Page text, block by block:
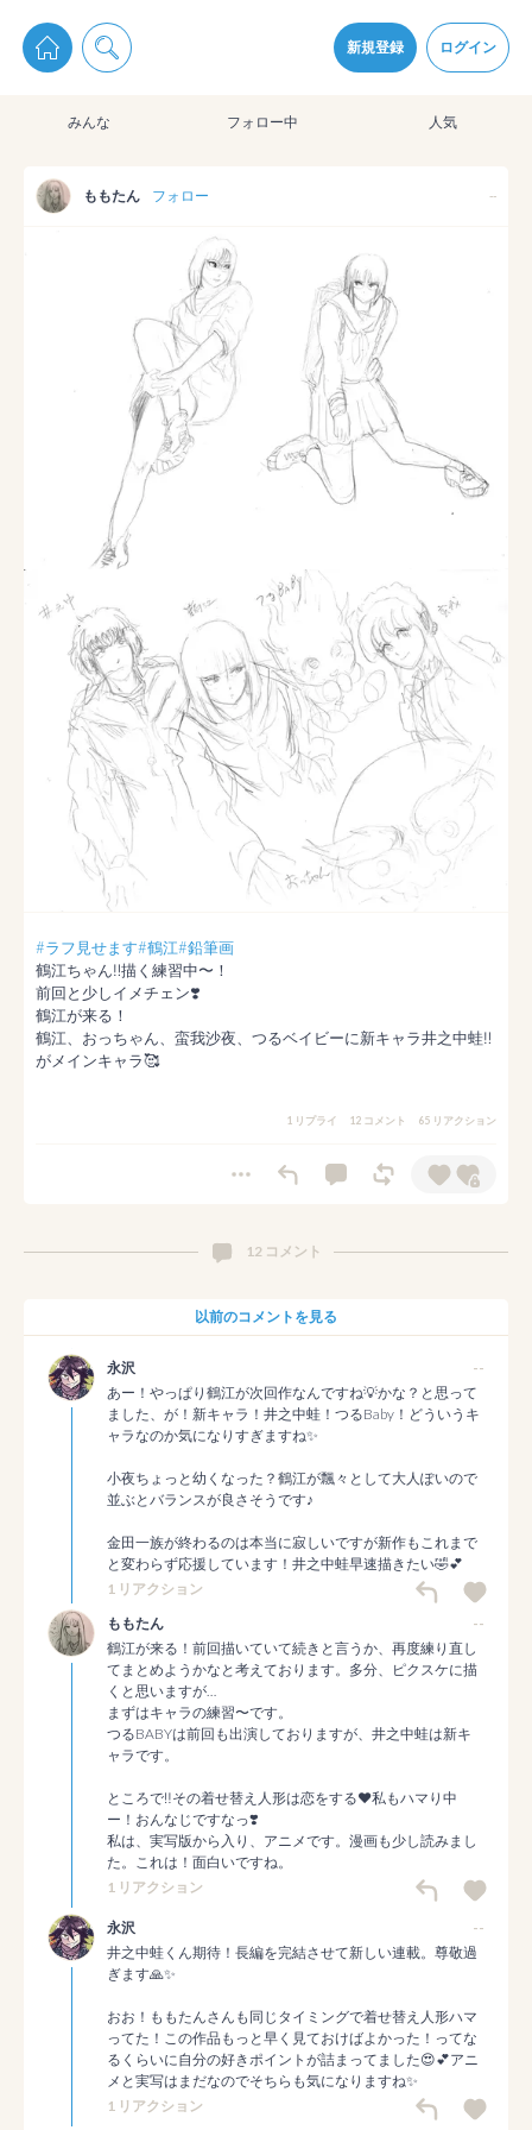
新規登録 ログイン
pixiv Sketchは2024年5月28日付で プライパシーポリシーを改定しました。
通知を受け取るにはここをクリックします
pixiv Sketchアプリでさらに快適に！
みんな フォロー中 人気
ももたん フォロー --
#ラフ見せます#鶴江#鉛筆画
鶴江ちゃん‼️描く練習中〜！
前回と少しイメチェン❣️
鶴江が来る！
鶴江、おっちゃん、蛮我沙夜、つるベイビーに新キャラ井之中蛙‼️
がメインキャラ🥰
1 リプライ 12 コメント 65 リアクション
12 コメント
以前のコメントを見る
永沢
--
あー！やっぱり鶴江が次回作なんですね💡かな？と思って
ました、が！新キャラ！井之中蛙！つるBaby！どういうキ
ャラなのか気になりすぎますね✨
小夜ちょっと幼くなった？鶴江が飄々として大人ぽいので
並ぶとバランスが良さそうです♪
金田一族が終わるのは本当に寂しいですが新作もこれまで
と変わらず応援しています！井之中蛙早速描きたい🤣💕
1 リアクション
ももたん
--
鶴江が来る！前回描いていて続きと言うか、再度練り直し
てまとめようかなと考えております。多分、ピクスケに描
くと思いますが…
まずはキャラの練習〜です。
つるBABYは前回も出演しておりますが、井之中蛙は新キ
ャラです。
ところで‼️その着せ替え人形は恋をする❤️私もハマり中
ー！おんなじですなっ❣️
私は、実写版から入り、アニメです。漫画も少し読みまし
た。これは！面白いですね。
1 リアクション
永沢
--
井之中蛙くん期待！長編を完結させて新しい連載。尊敬過
ぎます🙏✨
おお！ももたんさんも同じタイミングで着せ替え人形ハマ
ってた！この作品もっと早く見ておけばよかった！ってな
るくらいに自分の好きポイントが詰まってました😍💕アニ
メと実写はまだなのでそちらも気になりますね✨
1 リアクション